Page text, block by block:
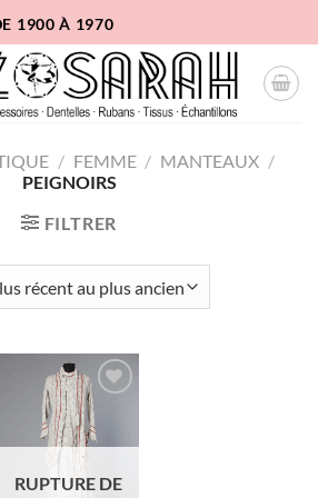
1900 À 1970
/ FEMME / MANTEAUX /
PEIGNOIRS
FILTRER
Ajouter
à la liste
d'envies
RUPTURE DE